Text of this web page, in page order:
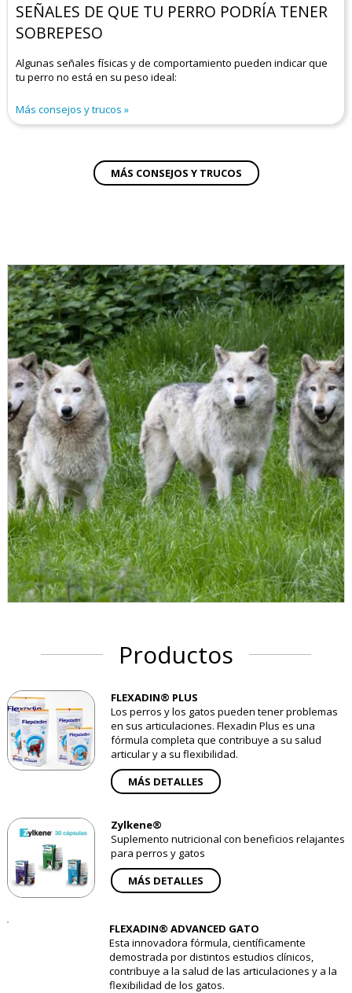
SEÑALES DE QUE TU PERRO PODRÍA TENER
SOBREPESO
Algunas señales físicas y de comportamiento pueden indicar que
tu perro no está en su peso ideal:
Más consejos y trucos
MÁS CONSEJOS Y TRUCOS
Productos
FLEXADIN® PLUS
Los perros y los gatos pueden tener problemas
en sus articulaciones. Flexadin Plus es una
fórmula completa que contribuye a su salud
articular y a su flexibilidad.
MÁS DETALLES
Zylkene®
Suplemento nutricional con beneficios relajantes
para perros y gatos
MÁS DETALLES
FLEXADIN® ADVANCED GATO
Esta innovadora fórmula, científicamente
demostrada por distintos estudios clínicos,
contribuye a la salud de las articulaciones y a la
flexibilidad de los gatos.